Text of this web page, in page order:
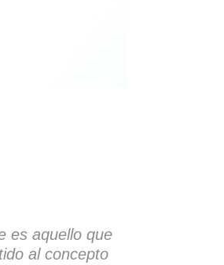
es aquello que
al concepto